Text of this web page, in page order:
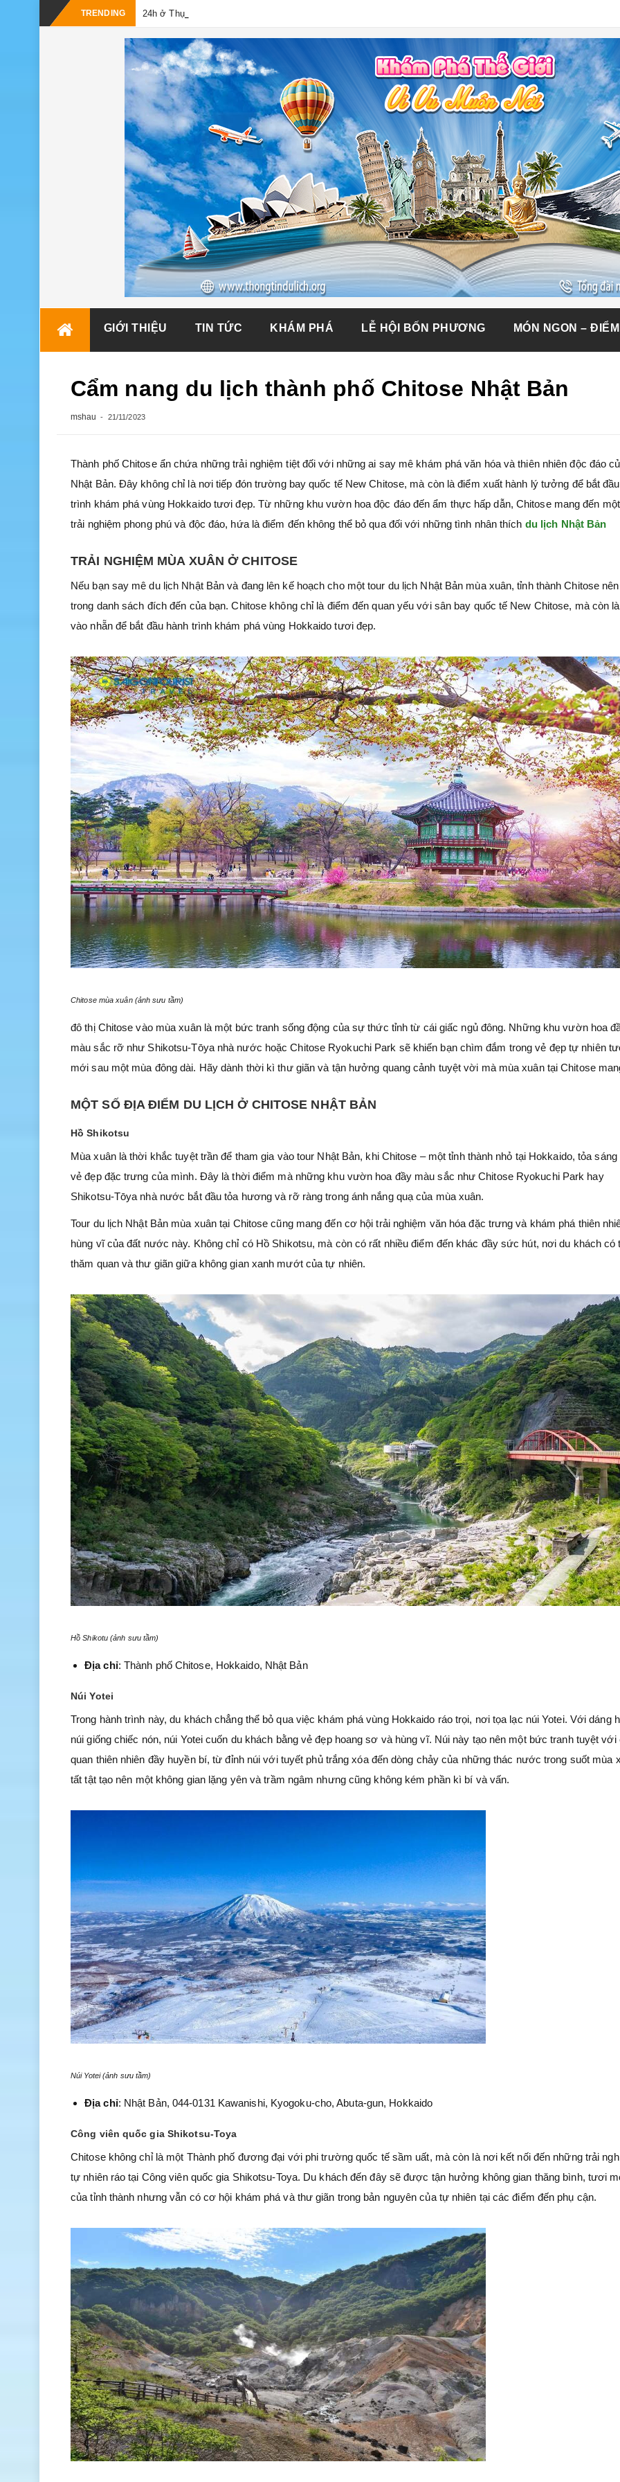
TRENDING 24h ở Thụy Sĩ nên đi đâu, chơi gì?
GIỚI THIỆU TIN TỨC KHÁM PHÁ LỄ HỘI BỐN PHƯƠNG MÓN NGON –
Cẩm nang du lịch thành phố Chitose Nhật Bản
mshau 21/11/2023
Thành phố Chitose ẩn chứa những trải nghiệm tiệt đối với những ai say mê khám phá văn hóa và thiên nhiên độc đáo
Nhật Bản. Đây không chỉ là nơi tiếp đón trường bay quốc tế New Chitose, mà còn là điểm xuất hành lý tưởng để bắt
trình khám phá vùng Hokkaido tươi đẹp. Từ những khu vườn hoa độc đáo đến ẩm thực hấp dẫn, Chitose mang đến
trải nghiệm phong phú và độc đáo, hứa là điểm đến không thể bỏ qua đối với những tình nhân thích du lịch Nhật Bản
TRẢI NGHIỆM MÙA XUÂN Ở CHITOSE
Nếu bạn say mê du lịch Nhật Bản và đang lên kế hoạch cho một tour du lịch Nhật Bản mùa xuân, tỉnh thành Chitose
trong danh sách đích đến của bạn. Chitose không chỉ là điểm đến quan yếu với sân bay quốc tế New Chitose, mà còn
vào nhẵn để bắt đầu hành trình khám phá vùng Hokkaido tươi đẹp.
Chitose mùa xuân (ảnh sưu tầm)
đô thị Chitose vào mùa xuân là một bức tranh sống động của sự thức tỉnh từ cái giấc ngủ đông. Những khu vườn hoa
màu sắc rỡ như Shikotsu-Tōya nhà nước hoặc Chitose Ryokuchi Park sẽ khiến bạn chìm đắm trong vẻ đẹp tự nhiên
mới sau một mùa đông dài. Hãy dành thời kì thư giãn và tận hưởng quang cảnh tuyệt vời mà mùa xuân tại Chitose
MỘT SỐ ĐỊA ĐIỂM DU LỊCH Ở CHITOSE NHẬT BẢN
Hồ Shikotsu
Mùa xuân là thời khắc tuyệt trần để tham gia vào tour Nhật Bản, khi Chitose – một tỉnh thành nhỏ tại Hokkaido, tỏa
vẻ đẹp đặc trưng của mình. Đây là thời điểm mà những khu vườn hoa đầy màu sắc như Chitose Ryokuchi Park hay
Shikotsu-Tōya nhà nước bắt đầu tỏa hương và rỡ ràng trong ánh nắng quạ của mùa xuân.
Tour du lịch Nhật Bản mùa xuân tại Chitose cũng mang đến cơ hội trải nghiệm văn hóa đặc trưng và khám phá thiên
hùng vĩ của đất nước này. Không chỉ có Hồ Shikotsu, mà còn có rất nhiều điểm đến khác đầy sức hút, nơi du khách có
thăm quan và thư giãn giữa không gian xanh mướt của tự nhiên.
Hồ Shikotu (ảnh sưu tầm)
Địa chỉ: Thành phố Chitose, Hokkaido, Nhật Bản
Núi Yotei
Trong hành trình này, du khách chẳng thể bỏ qua việc khám phá vùng Hokkaido ráo trọi, nơi tọa lạc núi Yotei. Với dáng
núi giống chiếc nón, núi Yotei cuốn du khách bằng vẻ đẹp hoang sơ và hùng vĩ. Núi này tạo nên một bức tranh tuyệt với
quan thiên nhiên đầy huyền bí, từ đỉnh núi với tuyết phủ trắng xóa đến dòng chảy của những thác nước trong suốt mùa
tất tật tạo nên một không gian lặng yên và trầm ngâm nhưng cũng không kém phần kì bí và vấn.
Núi Yotei (ảnh sưu tầm)
Địa chỉ: Nhật Bản, 044-0131 Kawanishi, Kyogoku-cho, Abuta-gun, Hokkaido
Công viên quốc gia Shikotsu-Toya
Chitose không chỉ là một Thành phố đương đại với phi trường quốc tế sầm uất, mà còn là nơi kết nối đến những trải
tự nhiên ráo tại Công viên quốc gia Shikotsu-Toya. Du khách đến đây sẽ được tận hưởng không gian thăng bình, tươi
của tỉnh thành nhưng vẫn có cơ hội khám phá và thư giãn trong bản nguyên của tự nhiên tại các điểm đến phụ cận.